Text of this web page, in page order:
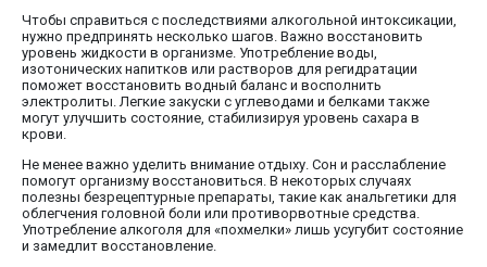
Чтобы справиться с последствиями алкогольной интоксикации,
нужно предпринять несколько шагов. Важно восстановить
уровень жидкости в организме. Употребление воды,
изотонических напитков или растворов для регидратации
поможет восстановить водный баланс и восполнить
электролиты. Легкие закуски с углеводами и белками также
могут улучшить состояние, стабилизируя уровень сахара в
крови.
Не менее важно уделить внимание отдыху. Сон и расслабление
помогут организму восстановиться. В некоторых случаях
полезны безрецептурные препараты, такие как анальгетики для
облегчения головной боли или противорвотные средства.
Употребление алкоголя для «похмелки» лишь усугубит состояние
и замедлит восстановление.